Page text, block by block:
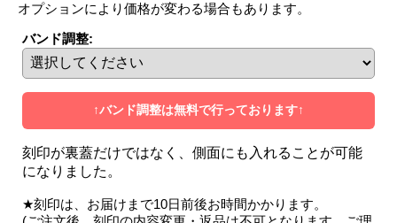
オプションにより価格が変わる場合もあります。
バンド調整:
↑バンド調整は無料で行っております↑
刻印が裏蓋だけではなく、側面にも入れることが可能
になりました。
★刻印は、お届けまで10日前後お時間かかります。